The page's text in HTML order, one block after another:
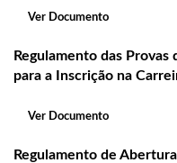
Ver Documento
Regulamento das
para a Inscrição na
Ver Documento
Regulamento de